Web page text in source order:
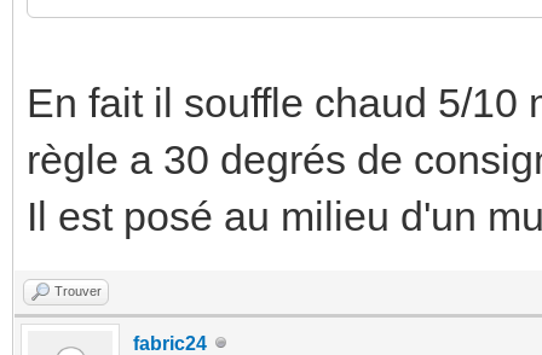
En fait il souffle chaud 5/10
règle a 30 degrés de
Il est posé au milieu d'un
Trouver
fabric24